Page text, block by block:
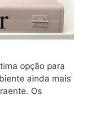
opção para
ainda mais
Os